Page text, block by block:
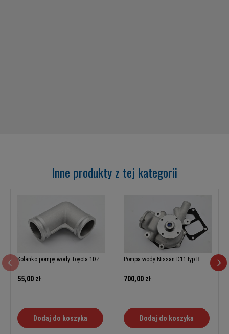
Inne produkty z tej kategorii
Kolanko pompy wody Toyota 1DZ
55,00 zł
Dodaj do koszyka
Pompa wody Nissan D11 typ B
700,00 zł
Dodaj do koszyka